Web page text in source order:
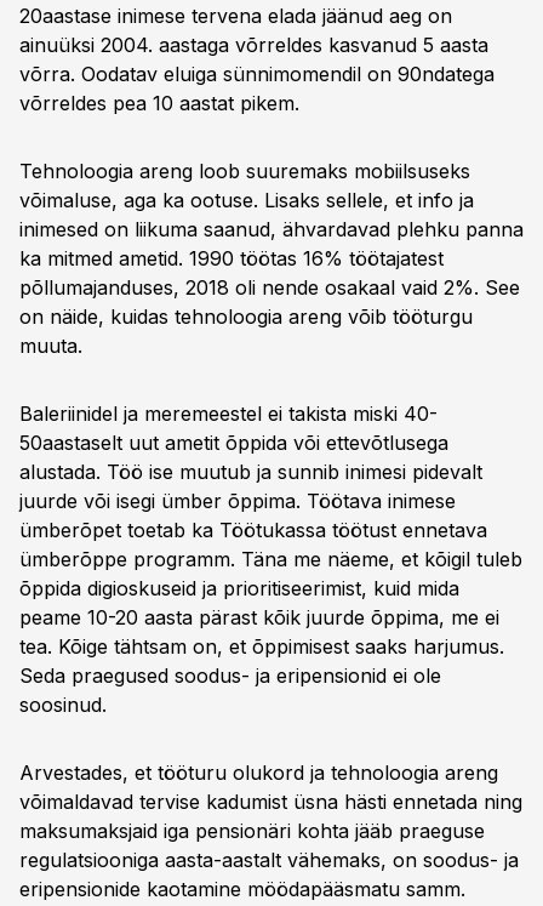
20aastase inimese tervena elada jäänud aeg on
ainuüksi 2004. aastaga võrreldes kasvanud 5 aasta
võrra. Oodatav eluiga sünnimomendil on 90ndatega
võrreldes pea 10 aastat pikem.
Tehnoloogia areng loob suuremaks mobiilsuseks
võimaluse, aga ka ootuse. Lisaks sellele, et info ja
inimesed on liikuma saanud, ähvardavad plehku panna
ka mitmed ametid. 1990 töötas 16% töötajatest
põllumajanduses, 2018 oli nende osakaal vaid 2%. See
on näide, kuidas tehnoloogia areng võib tööturgu
muuta.
Baleriinidel ja meremeestel ei takista miski 40-
50aastaselt uut ametit õppida või ettevõtlusega
alustada. Töö ise muutub ja sunnib inimesi pidevalt
juurde või isegi ümber õppima. Töötava inimese
ümberõpet toetab ka Töötukassa töötust ennetava
ümberõppe programm. Täna me näeme, et kõigil tuleb
õppida digioskuseid ja prioritiseerimist, kuid mida
peame 10-20 aasta pärast kõik juurde õppima, me ei
tea. Kõige tähtsam on, et õppimisest saaks harjumus.
Seda praegused soodus- ja eripensionid ei ole
soosinud.
Arvestades, et tööturu olukord ja tehnoloogia areng
võimaldavad tervise kadumist üsna hästi ennetada ning
maksumaksjaid iga pensionäri kohta jääb praeguse
regulatsiooniga aasta-aastalt vähemaks, on soodus- ja
eripensionide kaotamine möödapääsmatu samm.